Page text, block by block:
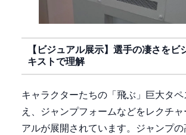
【ビジュアル展示】選手の凄さをビ
キストで理解
キャラクターたちの「飛ぶ」巨大タ
え、ジャンプフォームなどをレクチャ
アルが展開されています。ジャンプ